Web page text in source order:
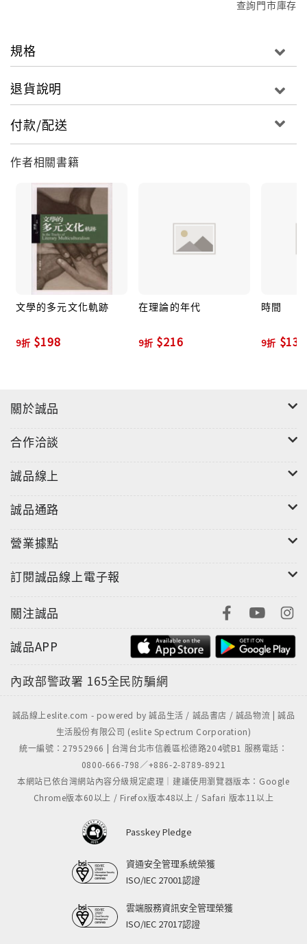
查詢門市庫存
規格
退貨說明
付款/配送
作者相關書籍
文學的多元文化軌跡
9折 $198
在理論的年代
9折 $216
時間
9折 $135
關於誠品
合作洽談
誠品線上
誠品通路
營業據點
訂閱誠品線上電子報
關注誠品
誠品APP
內政部警政署 165全民防騙網
誠品線上eslite.com - powered by 誠品生活 / 誠品書店 / 誠品物流 | 誠品
生活股份有限公司 (eslite Spectrum Corporation)
統一編號：27952966 | 台灣台北市信義區松德路204號B1 服務電話：
0800-666-798／+886-2-8789-8921
本網站已依台灣網站內容分級規定處理｜建議使用瀏覽器版本：Google
Chrome版本60以上 / Firefox版本48以上 / Safari 版本11以上
Passkey Pledge
資通安全管理系統榮獲
ISO/IEC 27001認證
雲端服務資訊安全管理榮獲
ISO/IEC 27017認證